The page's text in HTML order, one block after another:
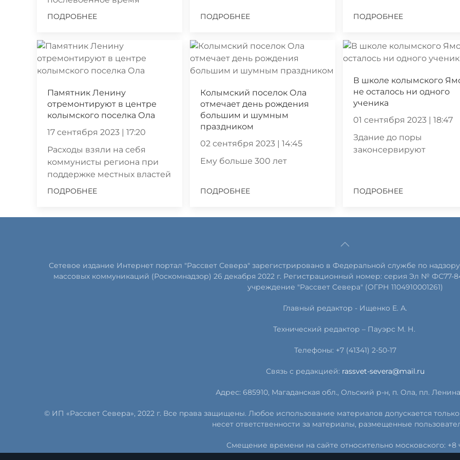
ПОДРОБНЕЕ ПОДРОБНЕЕ ПОДРОБНЕЕ
Памятник Ленину
отремонтируют в центре
колымского поселка Ола
17 сентября 2023 | 17:20
Расходы взяли на себя
коммунисты региона при
поддержке местных властей
ПОДРОБНЕЕ
Колымский поселок Ола
отмечает день рождения
большим и шумным
праздником
02 сентября 2023 | 14:45
Ему больше 300 лет
ПОДРОБНЕЕ
В школе колымского
не осталось ни одного
ученика
01 сентября 2023 | 18:47
Здание до поры
законсервируют
ПОДРОБНЕЕ
Сетевое издание Интернет портал "Рассвет Севера" зарегистрировано в Федеральной службе по
массовых коммуникаций (Роскомнадзор) 26 декабря 2022 г. Регистрационный номер: серия Эл № ФС77-
учреждение "Рассвет Севера" (ОГРН 1104910001261)
Главный редактор - Ищенко Е. А.
Технический редактор – Пауэрс М. Н.
Телефоны: +7 (41341) 2-50-17
Связь с редакцией: rassvet-severa@mail.ru
Адрес: 685910, Магаданская обл., Ольский р-н, п. Ола, пл.
© ИП «Рассвет Севера», 2022 г. Все права защищены. Любое использование материалов допускается
несет ответственности за материалы, размещенные
Смещение времени на сайте относительно московского: +8